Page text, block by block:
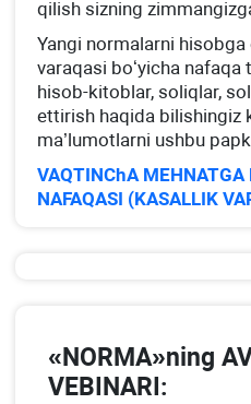
qilish sizning
Yangi normalarni
varaqasi boʻyicha nafaqa
hisob-kitoblar, soliqlar,
ettirish haqida bilishingiz
ma’lumotlarni ushbu
VAQTINChA MEHNATGA
NAFAQASI (KASALLIK
«NORMA»ning
VEBINARI: